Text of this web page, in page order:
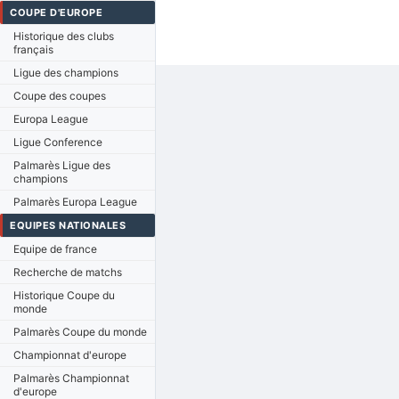
COUPE D'EUROPE
Historique des clubs
français
Ligue des champions
Coupe des coupes
Europa League
Ligue Conference
Palmarès Ligue des
champions
Palmarès Europa League
EQUIPES NATIONALES
Equipe de france
Recherche de matchs
Historique Coupe du
monde
Palmarès Coupe du monde
Championnat d'europe
Palmarès Championnat
d'europe